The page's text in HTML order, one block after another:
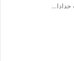
حدادا…